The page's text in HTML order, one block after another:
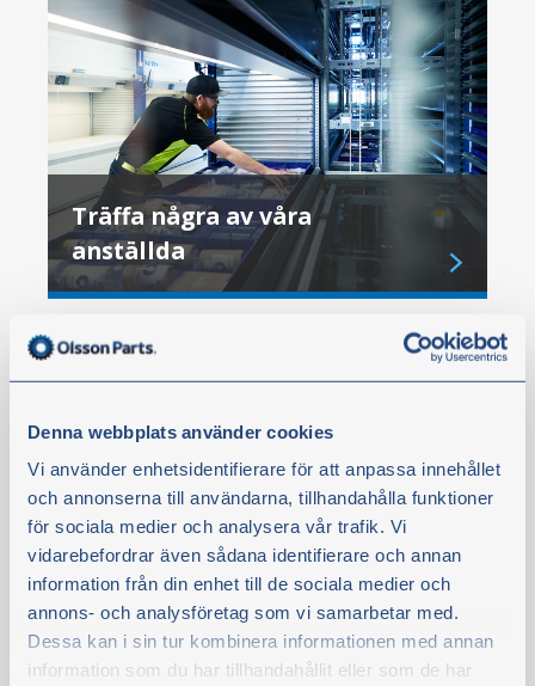
Denna webbplats använder cookies
Vi använder enhetsidentifierare för att anpassa innehållet
och annonserna till användarna, tillhandahålla funktioner
för sociala medier och analysera vår trafik. Vi
vidarebefordrar även sådana identifierare och annan
information från din enhet till de sociala medier och
annons- och analysföretag som vi samarbetar med.
Dessa kan i sin tur kombinera informationen med annan
information som du har tillhandahållit eller som de har
Träffa några av våra
anställda